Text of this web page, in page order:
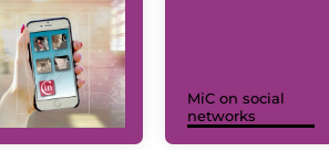
MiC on social
networks